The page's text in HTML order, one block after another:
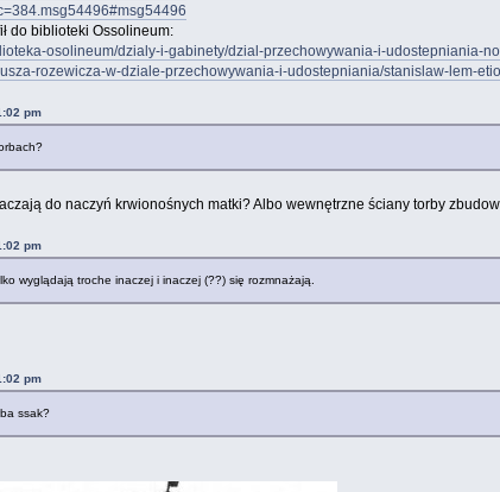
do biblioteki Ossolineum:
osolineum/dzialy-i-gabinety/dzial-przechowywania-i-udostepniania-
rozewicza-w-dziale-przechowywania-i-udostepniania/stanislaw-lem-
pm
do naczyń krwionośnych matki? Albo wewnętrzne ściany torby
pm
wyglądają troche inaczej i inaczej (??) się rozmnażają.
pm
ssak?